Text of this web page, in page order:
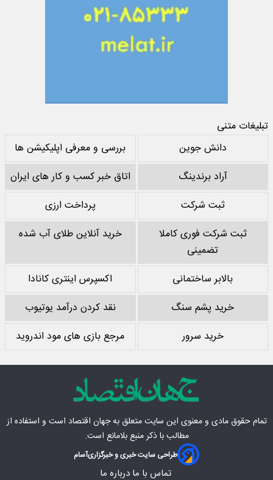
تبلیغات متنی
دانش جوین
بررسی و معرفی اپلیکیشن ها
آراد برندینگ
اتاق خبر کسب و کار های ایران
ثبت شرکت
پرداخت ارزی
ثبت شرکت فوری کاملا
تضمینی
خرید آنلاین طلای آب شده
بالابر ساختمانی
اکسپرس اینتری کانادا
خرید پشم سنگ
نقد کردن درآمد یوتیوب
خرید سرور
مرجع بازی های مود اندروید
تمام حقوق مادی‌ و معنوی این سایت متعلق بهجهان اقتصاد است و استفاده از
مطالب با ذکر منبع بلامانع است.
طراحی سایت خبری و خبرگزاریآسام
تماس با ما درباره ما